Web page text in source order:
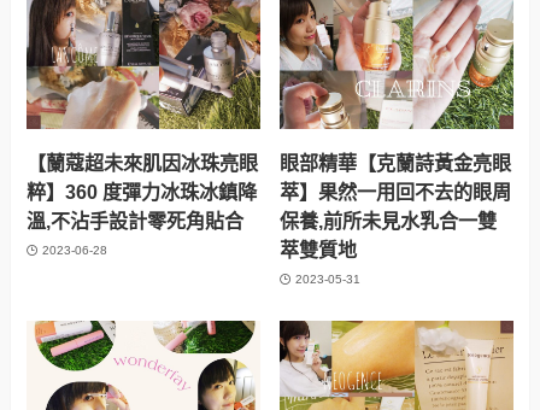
【蘭蔻超未來肌因冰珠亮眼
粹】360 度彈力冰珠冰鎮降
溫,不沾手設計零死角貼合
2023-06-28
眼部精華【克蘭詩黃金亮眼
萃】果然一用回不去的眼周
保養,前所未見水乳合一雙
萃雙質地
2023-05-31